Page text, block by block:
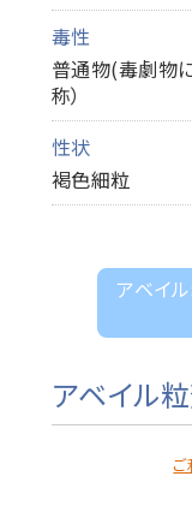
毒性
普通物(毒劇物
称）
性状
褐色細粒
アベイ
アベイル